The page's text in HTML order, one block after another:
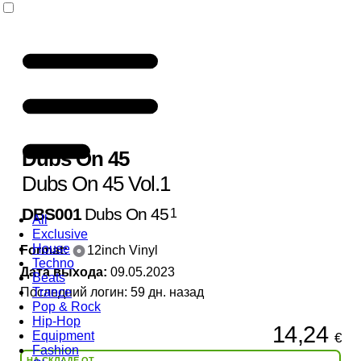
All
Exclusive
House
Techno
Beats
Trance
Pop & Rock
Hip-Hop
Equipment
Fashion
Dubs On 45
Dubs On 45 Vol.1
DBS001 Dubs On 451
Format:
12inch Vinyl
Дата выхода: 09.05.2023
Последний логин: 59 дн. назад
14,24 €